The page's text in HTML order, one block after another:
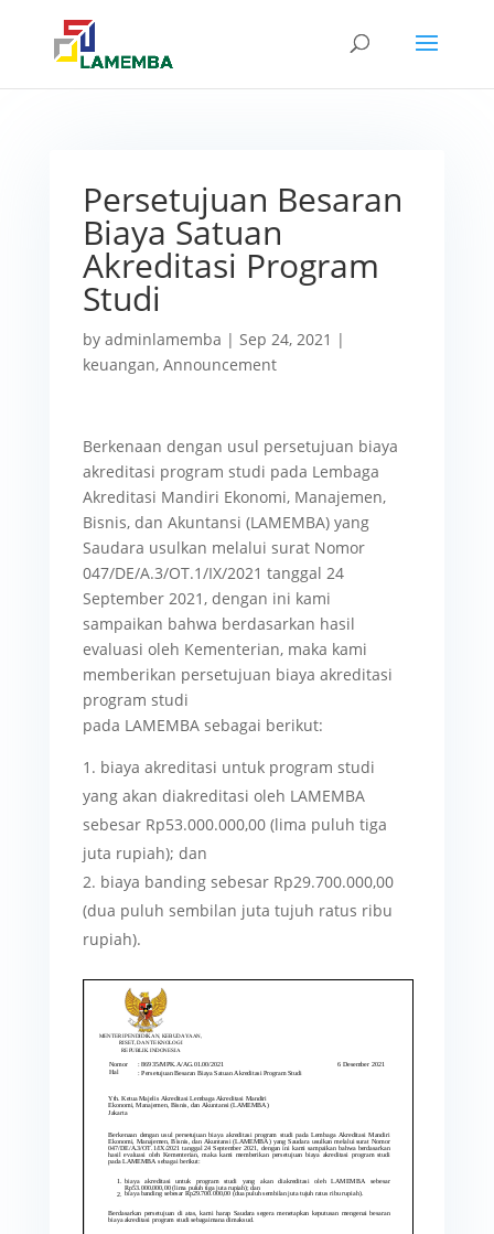
Persetujuan Besaran
Biaya Satuan
Akreditasi Program
Studi
by adminlamemba | Sep 24, 2021 |
keuangan, Announcement
Berkenaan dengan usul persetujuan biaya
akreditasi program studi pada Lembaga
Akreditasi Mandiri Ekonomi, Manajemen,
Bisnis, dan Akuntansi (LAMEMBA) yang
Saudara usulkan melalui surat Nomor
047/DE/A.3/OT.1/IX/2021 tanggal 24
September 2021, dengan ini kami
sampaikan bahwa berdasarkan hasil
evaluasi oleh Kementerian, maka kami
memberikan persetujuan biaya akreditasi
program studi
pada LAMEMBA sebagai berikut:
biaya akreditasi untuk program studi
yang akan diakreditasi oleh LAMEMBA
sebesar Rp53.000.000,00 (lima puluh tiga
juta rupiah); dan
biaya banding sebesar Rp29.700.000,00
(dua puluh sembilan juta tujuh ratus ribu
rupiah).